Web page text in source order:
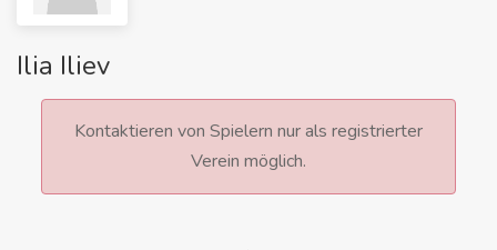
Ilia Iliev
Kontaktieren von Spielern nur als registrierter
Verein möglich.